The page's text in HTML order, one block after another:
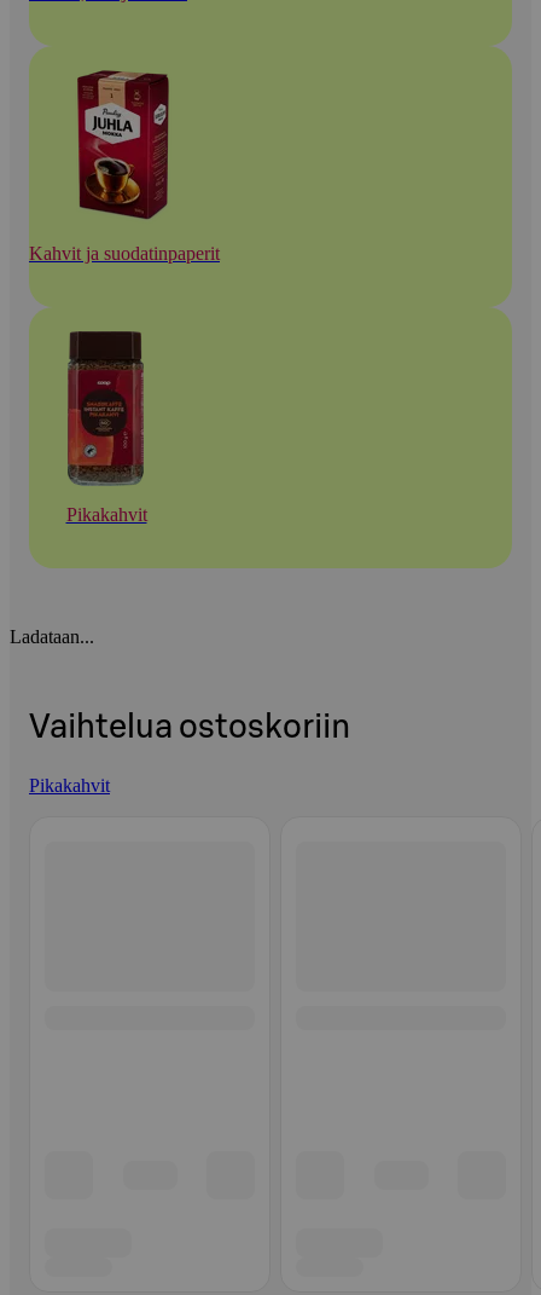
Kahvit ja suodatinpaperit
Pikakahvit
Ladataan...
Vaihtelua ostoskoriin
Pikakahvit